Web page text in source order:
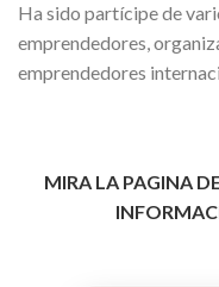
Ha sido partícipe de
emprendedores,
emprendedores
MIRA LA PAGINA